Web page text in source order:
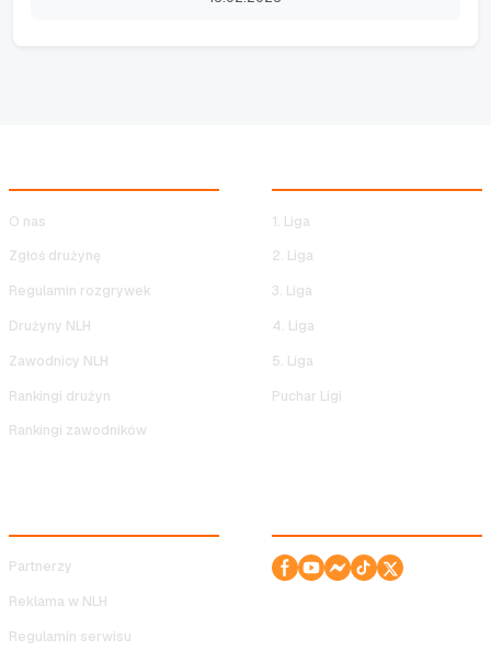
O nas
Zgłoś drużynę
Regulamin rozgrywek
Drużyny NLH
Zawodnicy NLH
Rankingi drużyn
Rankingi zawodników
1. Liga
2. Liga
3. Liga
4. Liga
5. Liga
Puchar Ligi
Partnerzy
Reklama w NLH
Regulamin serwisu